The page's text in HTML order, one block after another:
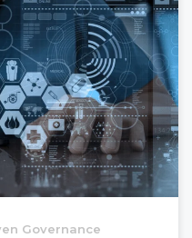
Governance